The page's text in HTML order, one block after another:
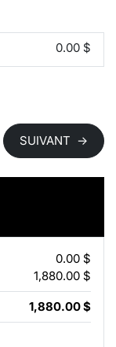
0.00 $
SUIVANT →
0.00 $
1,880.00 $
1,880.00 $